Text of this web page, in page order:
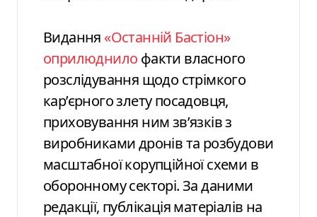
Видання «Останній Бастіон»
оприлюднило факти власного
розслідування щодо стрімкого
кар’єрного злету посадовця,
приховування ним зв’язків з
виробниками дронів та розбудови
масштабної корупційної схеми в
оборонному секторі. За даними
редакції, публікація матеріалів на